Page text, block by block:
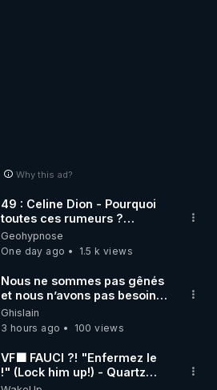
Why this ad?
49 : Celine Dion - Pourquoi
toutes ces rumeurs ?
Enquête sous hypnose
Geohypnose
One day ago
1.5 k views
Nous ne sommes pas gênés
et nous n’avons pas besoin
de nous excuser ! #jw
#jehovah #collegecentral
Ghislain
3 hours ago
100 views
VF🟩 FAUCI ?! "Enfermez le
!" (Lock him up!) - Quartz
Traduction